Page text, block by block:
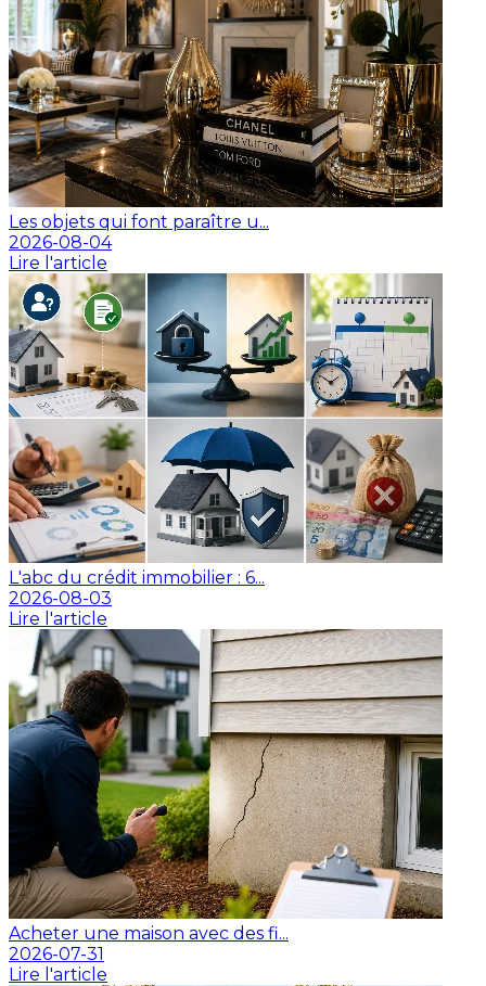
Les objets qui font paraître u...
2026-08-04
Lire l'article
L'abc du crédit immobilier : 6...
2026-08-03
Lire l'article
Acheter une maison avec des fi...
2026-07-31
Lire l'article